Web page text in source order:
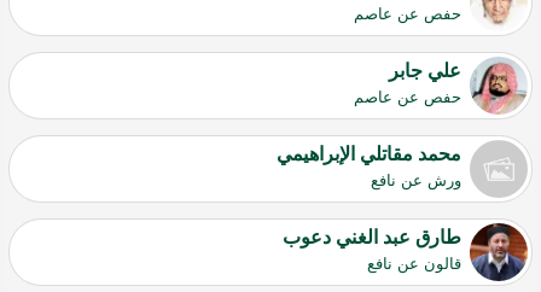
حفص عن عاصم
علي جابر
حفص عن عاصم
محمد مقاتلي الإبراهيمي
ورش عن نافع
طارق عبد الغني دعوب
قالون عن نافع